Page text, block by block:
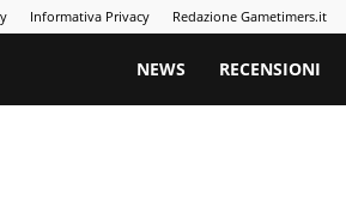
Informativa Privacy Redazione Gametimers.it
Gametimers
NEWS RECENSIONI